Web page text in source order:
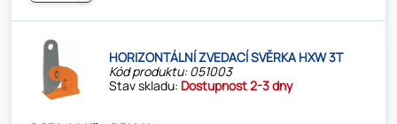
HORIZONTÁLNÍ ZVEDACÍ SVĚRKA HXW 3T
Kód produktu: 051003
Stav skladu: Dostupnost 2-3 dny